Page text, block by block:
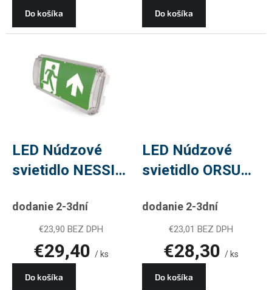
Do košíka Do košíka
LED Núdzové
svietidlo NESSI
dodanie 2-3dní
€23,90 BEZ DPH
€29,40 / ks
Do košíka
LED Núdzové
svietidlo ORSU
dodanie 2-3dní
€23,01 BEZ DPH
€28,30 / ks
Do košíka